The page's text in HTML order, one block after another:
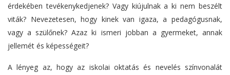
érdekébentevékenykedjenek?Vagy kiújulnak a ki nem beszélt
viták? Nevezetesen, hogy kinek van igaza, a pedagógusnak,
vagy a szülőnek? Azaz ki ismeri jobban a gyermeket, annak
jellemét és képességeit?
A lényeg az, hogy az iskolai oktatás és nevelés színvonalát